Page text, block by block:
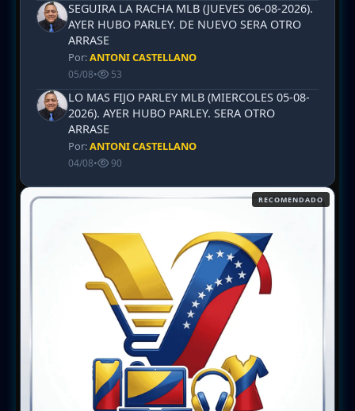
SEGUIRA LA RACHA MLB (JUEVES 06-08-2026).
AYER HUBO PARLEY. DE NUEVO SERA OTRO
ARRASE
Por:ANTONI CASTELLANO
05/08• 53
LO MAS FIJO PARLEY MLB (MIERCOLES 05-08-
2026). AYER HUBO PARLEY. SERA OTRO
ARRASE
Por:ANTONI CASTELLANO
04/08• 90
RECOMENDADO